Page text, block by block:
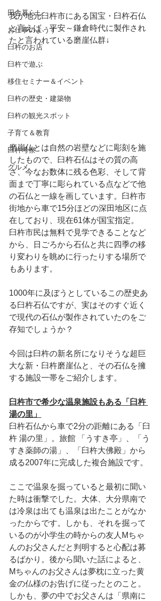
田舎暮らし
お仕事のようす
臼杵のお店
臼杵で遊ぶ
移住セミナー＆イベント
臼杵の歴史・建築物
臼杵の観光スポット
子育て＆教育
臼杵考察
グルメ
我が地元臼杵市にある国宝・臼杵石仏
と言えば、平安～鎌倉時代に製作され
たと言われている磨崖仏群↓
磨崖仏とは自然の岩壁などに彫刻を施
したもので、臼杵石仏はその質の高
さ、今なお数体に残る色彩、そして背
面まで丁寧に彫られている点などで他
の石仏と一線を画しています。臼杵市
街地から車で15分ほどの深田地区に点
在しており、現在61体が国宝指定。
臼杵市民は無料で見学できることなど
から、日ごろから石仏と共に四季の移
り変わりを眺めに行ったりする場所で
もあります。
1000年に及ぼうとしているこの歴史あ
る臼杵石仏ですが、実はそのすぐ近く
で現代の石仏が製作されていたのをご
存知でしょうか？
今回は臼杵の新名所になりそうな超巨
大な新・臼杵磨崖仏と、その石仏を擁
する施設一帯をご紹介します。
臼杵市で希少な温泉施設もある「臼杵
湯の里」
臼杵石仏から車で2分の距離にある「臼
杵 湯の里」。旅館 「うすき亭」、「う
すき薬師の湯」、「臼杵大佛殿」から
成る2007年に完成した複合施設です。
ここで温泉を掘っていると最初に聞い
た時は衝撃でした。大体、大分県南で
は冷泉は出ても温泉は出たことがなか
ったからです。しかも、それを掘って
いるのが小学生の時からの友人Mちゃ
んのお父さんだと判明すると心配は募
るばかり。後から聞いた話によると、
Mちゃんのお父さんは夢枕に立った黄
金の仏様のお告げに従ったとのこと。
しかも、夢の中でお父さんは「県南に